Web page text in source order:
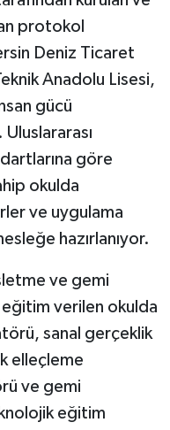
protokol
Deniz Ticaret
Anadolu Lisesi,
gücü
göre
okulda
ve uygulama
hazırlanıyor.
ve gemi
verilen okulda
sanal gerçeklik
elleçleme
ve gemi
eğitim